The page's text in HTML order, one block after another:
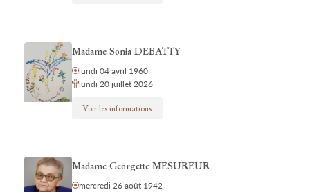
Madame Sonia DEBATTY
lundi 04 avril 1960
lundi 20 juillet 2026
Voir les informations
Madame Georgette MESUREUR
mercredi 26 août 1942